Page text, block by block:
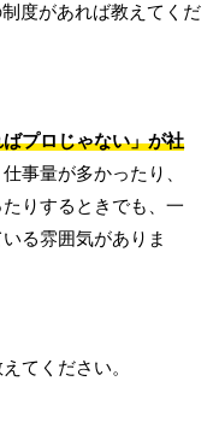
度があれば教えてくだ
プロじゃない」が社
事量が多かったり、
りするときでも、一
る雰囲気がありま
てください。